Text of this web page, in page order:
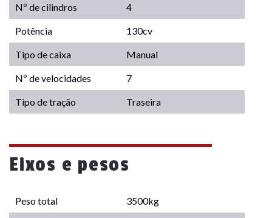
Nº de cilindros 4
Potência 130cv
Tipo de caixa Manual
Nº de velocidades 7
Tipo de tração Traseira
Eixos e pesos
Peso total 3500kg